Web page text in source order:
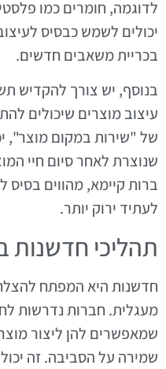
לדוגמה, חומרים כמו
יכולים לשמש כבסיס
בכריית משאבים חדשים.
בנוסף, יש צורך להקדיש
עיצוב מוצרים שיכולים
של "שירות במקום מוצר",
שנוצרת לאחר סיום חיי
ברות קיימא, מהווים בסיס
לעתיד ירוק יותר.
תהליכי חדשנות
חדשנות היא המפתח
מעגלית. חברות נדרשות
שמאפשרים להן ליצור
שמירה על הסביבה. זה יכול